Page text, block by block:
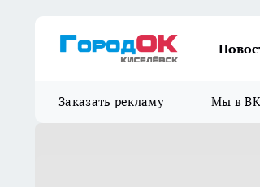
Заказать рекламу Мы в